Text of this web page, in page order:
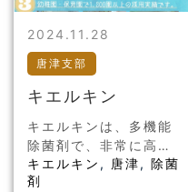
2024.11.28
唐津支部
キエルキン
キエルキンは、多機能
除菌剤で、非常に高い
効果が証明されていま
す。この製品はさまざ
キエルキン , 唐津, 除菌
剤